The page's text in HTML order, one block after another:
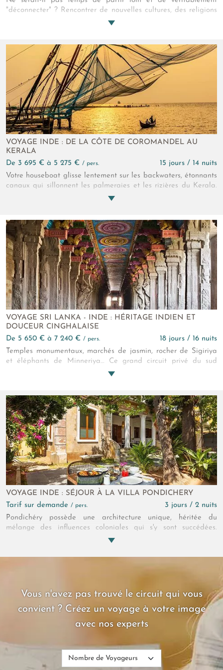
"déconnecter" ? Rencontrer de nouvelles cultures, des religions
à part, essayer la médecine ayurvédique, se nourrir des
la luxuriance des paysages qui s'offrent à vous... tout cela au
cours d'un périple hautement spirituel qui parcourt l'Inde du
Sud dans sa plus belle diversité.
VOYAGE INDE : DE LA CÔTE DE COROMANDEL AU
KERALA
de 3 695 € à 5 275 € / pers.
15 jours / 14 nuits
Votre houseboat glisse lentement sur les backwaters, étonnants
canaux qui sillonnent les palmeraies et les rizières du Kerala.
Sous vos yeux défilent la végétation tropicale d'un vert cru
images qui resteront certainement en vous pour toujours !
VOYAGE SRI LANKA - INDE : HÉRITAGE INDIEN ET
DOUCEUR CINGHALAISE
de 5 650 € à 7 240 € / pers.
18 jours / 16 nuits
Temples monumentaux, marchés de jasmin, rocher de Sigiriya
et éléphants de Minneriya… Ce grand circuit privé du sud
indien au Sri Lanka dessine un voyage initiatique entre
les routes maritimes et les royaumes anciens.
VOYAGE INDE : SÉJOUR À LA VILLA PONDICHERY
Tarif sur demande / pers.
3 jours / 2 nuits
Pondichéry possède une architecture unique, héritée du
mélange des influences coloniales qui s'y sont succédées.
Comme le dépositaire de cette double identité, La Villa
de 6 suites contemporaines, où il fait bon vivre et profiter de la
douceur de vivre de la "ville blanche". Luxe et sobriété vous
contemporain et frais.
Vous n'avez pas trouvé le circuit qui vous
convient ? Créez un voyage à votre image
avec nos experts